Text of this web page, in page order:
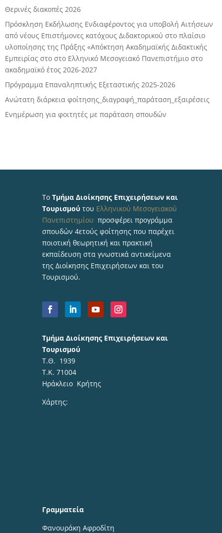
Θερινές διακοπές 2026
Πρόσκληση Εκδήλωσης Ενδιαφέροντος για υποβολή Αιτήσεων
από νέους Επιστήμονες κατόχους Διδακτορικού στο πλαίσιο
υλοποίησης της Πράξης «Απόκτηση Ακαδημαϊκής Διδακτικής
Εμπειρίας στο στο Ελληνικό Μεσογειακό Πανεπιστήμιο στο
ακαδημαϊκό έτος 2026-2027
Πρόγραμμα Επαναληπτικής Εξεταστικής 2025-2026
Ανώτατη διάρκεια φοίτησης_διαγραφή_παράταση_εξαιρέσεις
Ενημέρωση για φοιτητές με παράταση σπουδών
Το Τμήμα Διοίκησης Επιχειρήσεων και
Τουρισμού του Ελληνικού Μεσογειακού
Πανεπιστημίου προσφέρει προγράμμα
σπουδών 4ετούς φοίτησης που παρέχει
ποιοτική θεωρητική και πρακτική
εκπαίδευση στα γνωστικά αντικείμενα
της Διοίκησης Επιχειρήσεων και του
Τουρισμού.
Τμήμα Διοίκησης Επιχειρήσεων και
Τουρισμού
Τ.Θ. 1939
Τ.Κ. 71004
Ηράκλειο Κρήτης
Χάρτης:
Γραμματεία
Φανουράκη Αφροδίτη